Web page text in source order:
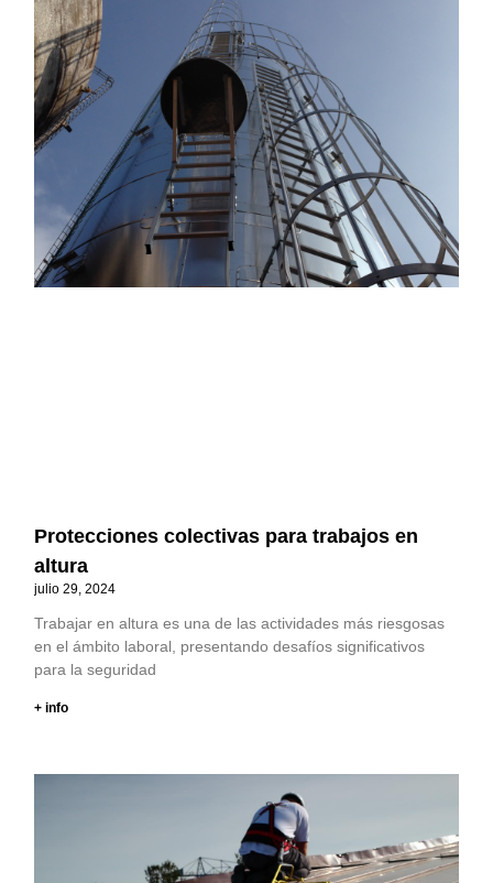
Protecciones colectivas para trabajos en
altura
julio 29, 2024
Trabajar en altura es una de las actividades más riesgosas
en el ámbito laboral, presentando desafíos significativos
para la seguridad
+ info